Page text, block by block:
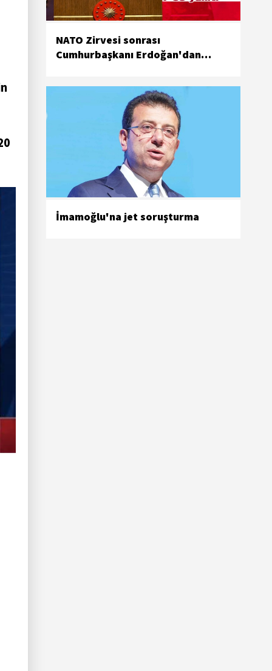
NATO Zirvesi sonrası
Cumhurbaşkanı Erdoğan'dan
Miçotakis'e yanıt
İmamoğlu'na jet soruşturma